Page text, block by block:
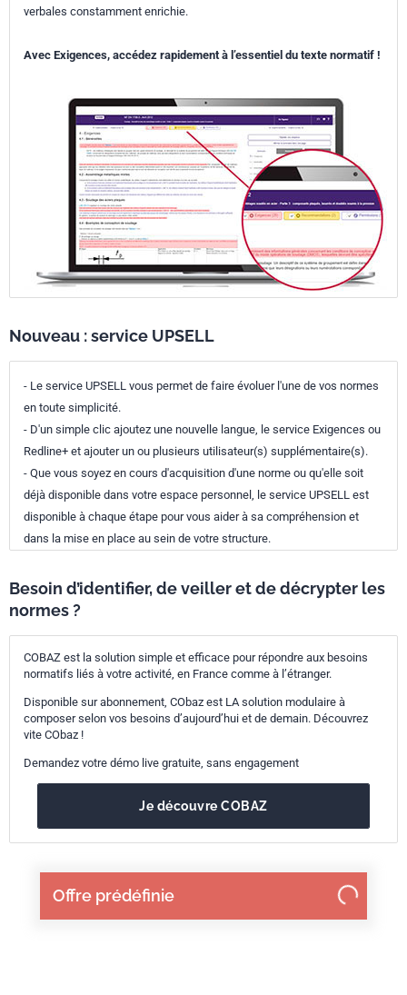
Offre prédéfinie
verbales constamment enrichie.
Avec Exigences, accédez rapidement à l’essentiel du texte normatif !
Nouveau : service UPSELL
- Le service UPSELL vous permet de faire évoluer l'une de vos normes
en toute simplicité.
- D'un simple clic ajoutez une nouvelle langue, le service Exigences ou
Redline+ et ajouter un ou plusieurs utilisateur(s) supplémentaire(s).
- Que vous soyez en cours d'acquisition d'une norme ou qu'elle soit
déjà disponible dans votre espace personnel, le service UPSELL est
disponible à chaque étape pour vous aider à sa compréhension et
dans la mise en place au sein de votre structure.
Besoin d’identifier, de veiller et de décrypter les
normes ?
COBAZ est la solution simple et efficace pour répondre aux besoins
normatifs liés à votre activité, en France comme à l’étranger.
Disponible sur abonnement, CObaz est LA solution modulaire à
composer selon vos besoins d’aujourd’hui et de demain. Découvrez
vite CObaz !
Demandez votre démo live gratuite, sans engagement
Je découvre COBAZ